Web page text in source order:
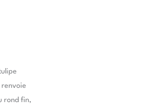
renvoie
rond fin,